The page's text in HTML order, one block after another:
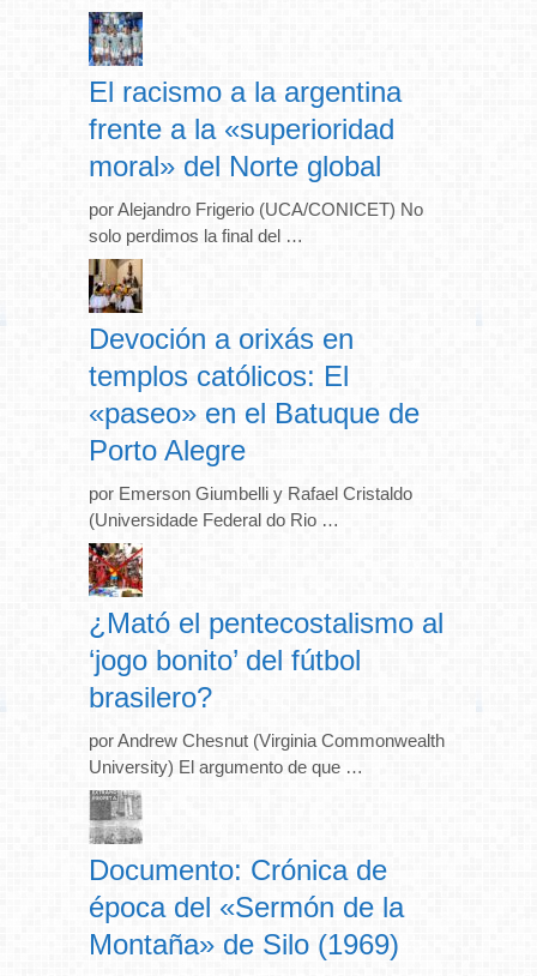
El racismo a la argentina
frente a la «superioridad
moral» del Norte global
por Alejandro Frigerio (UCA/CONICET) No
solo perdimos la final del …
Devoción a orixás en
templos católicos: El
«paseo» en el Batuque de
Porto Alegre
por Emerson Giumbelli y Rafael Cristaldo
(Universidade Federal do Rio …
¿Mató el pentecostalismo al
‘jogo bonito’ del fútbol
brasilero?
por Andrew Chesnut (Virginia Commonwealth
University) El argumento de que …
Documento: Crónica de
época del «Sermón de la
Montaña» de Silo (1969)